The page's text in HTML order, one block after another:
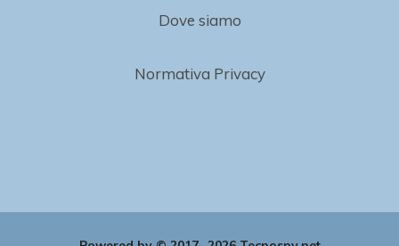
Dove siamo
Normativa Privacy